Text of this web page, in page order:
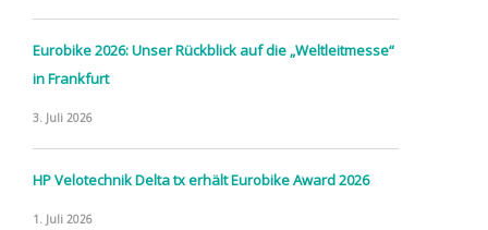
Eurobike 2026: Unser Rückblick auf die „Weltleitmesse“
in Frankfurt
3. Juli 2026
HP Velotechnik Delta tx erhält Eurobike Award 2026
1. Juli 2026